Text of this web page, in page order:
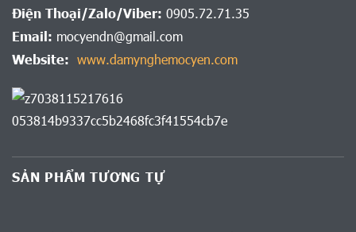
Điện Thoại/Zalo/Viber: 0905.72.71.35
Email: mocyendn@gmail.com
Website: www.damynghemocyen.com
SẢN PHẨM TƯƠNG TỰ